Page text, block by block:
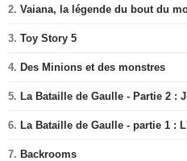
2. Vaiana, la légende du bout du
3. Toy Story 5
4. Des Minions et des monstres
5. La Bataille de Gaulle - Partie 2 :
6. La Bataille de Gaulle - partie 1 :
7. Backrooms